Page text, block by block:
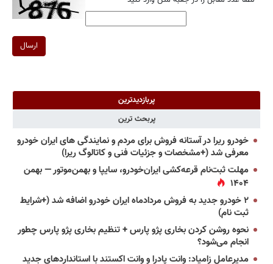
ارسال
پربازدیدترین
پربحث ترین
خودرو ریرا در آستانه فروش برای مردم و نمایندگی های ایران خودرو
معرفی شد (+مشخصات و جزئیات فنی و کاتالوگ ریرا)
مهلت ثبت‌نام قرعه‌کشی ایران‌خودرو، سایپا و بهمن‌موتور — بهمن
۱۴۰۴
۲ خودرو جدید به فروش مردادماه ایران خودرو اضافه شد (+شرایط
ثبت نام)
نحوه روشن کردن بخاری پژو پارس + تنظیم بخاری پژو پارس چطور
انجام می‌شود؟
مدیرعامل زامیاد: وانت پادرا و وانت اکستند با استانداردهای جدید